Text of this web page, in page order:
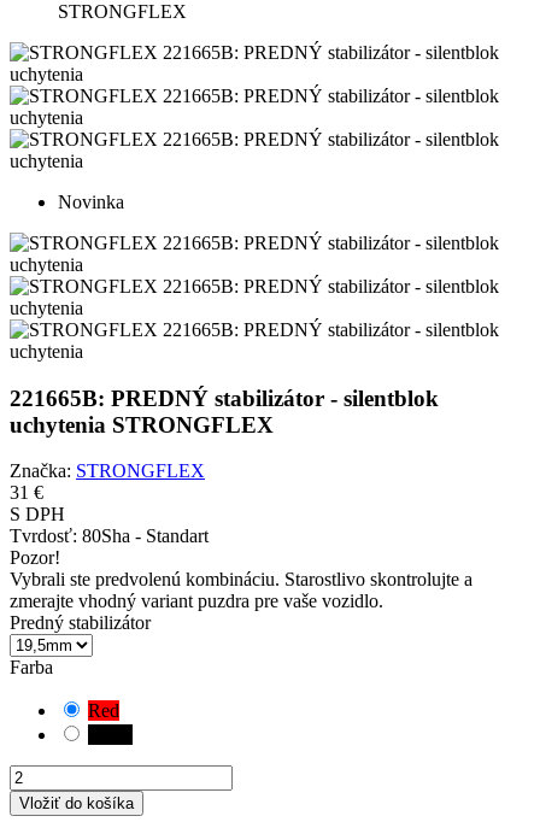
STRONGFLEX
Novinka
221665B: PREDNÝ stabilizátor - silentblok
uchytenia STRONGFLEX
Značka: STRONGFLEX
31 €
S DPH
Tvrdosť: 80Sha - Standart
Pozor!
Vybrali ste predvolenú kombináciu. Starostlivo skontrolujte a
zmerajte vhodný variant puzdra pre vaše vozidlo.
Predný stabilizátor
Farba
Red
Vložiť do košíka